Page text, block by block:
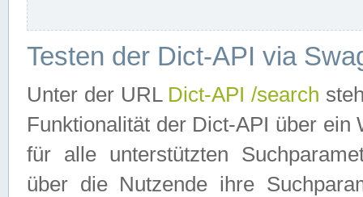
Testen der Dict-API via
Unter der URL Dict-API /search
Funktionalität der Dict-API über
für alle unterstützten
über die Nutzende ihre